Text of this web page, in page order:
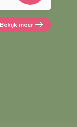
Bekijk meer